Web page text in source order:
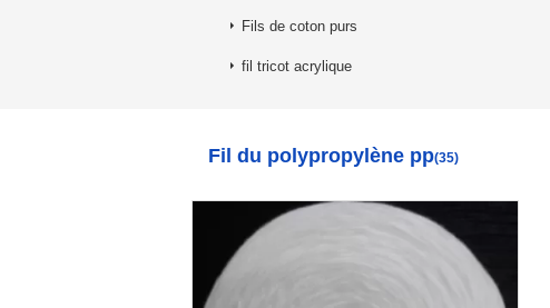
Fils de coton purs
fil tricot acrylique
Fil du polypropylène pp(35)